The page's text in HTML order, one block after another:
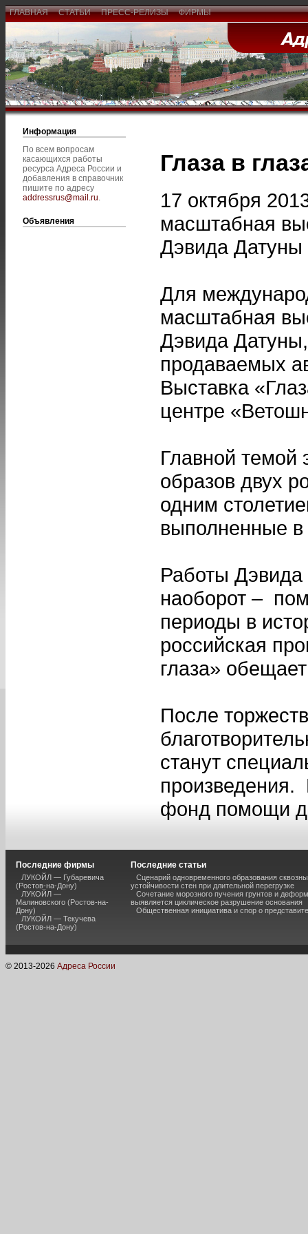
ГЛАВНАЯ СТАТЬИ ПРЕСС-РЕЛИЗЫ ФИРМЫ
Информация
По всем вопросам
касающихся работы
ресурса Адреса России и
добавления в справочник
пишите по адресу
addressrus@mail.ru.
Объявления
Глаза в
17 октября
масштабная
Дэвида Датуны
Для
масштабная
Дэвида
продаваемых
Выставка
центре
Главной темой
образов двух
одним
выполненные в
Работы Дэвида
наоборот –
периоды в
российская
глаза»
После
станут
произведения.
фонд помощи
Последние фирмы
ЛУКОЙЛ — Губаревича
(Ростов-на-Дону)
ЛУКОЙЛ —
Малиновского (Ростов-на-
Дону)
ЛУКОЙЛ — Текучева
(Ростов-на-Дону)
Последние статьи
Сценарий одновременного образования
устойчивости стен при длительной перегрузке
Сочетание морозного пучения грунтов и
выявляется циклическое разрушение основания
Общественная инициатива и спор о
© 2013-2026 Адреса России